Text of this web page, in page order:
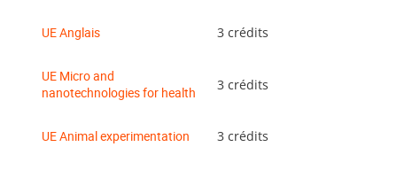
UE Anglais 3 crédits
UE Micro and
nanotechnologies for health
3 crédits
UE Animal experimentation 3 crédits